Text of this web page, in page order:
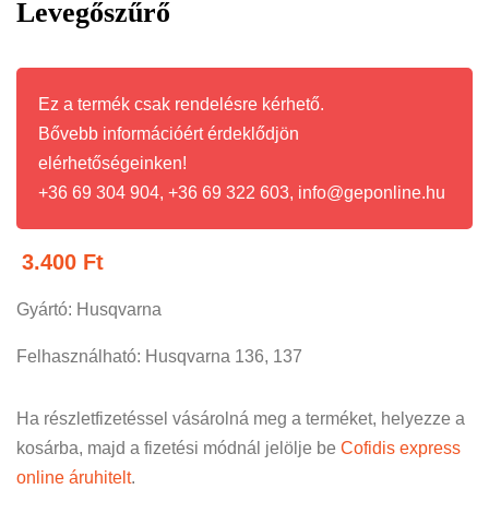
Levegőszűrő
Ez a termék csak rendelésre kérhető.
Bővebb információért érdeklődjön
elérhetőségeinken!
+36 69 304 904, +36 69 322 603, info@geponline.hu
3.400 Ft
Gyártó: Husqvarna
Felhasználható: Husqvarna 136, 137
Ha részletfizetéssel vásárolná meg a terméket, helyezze a
kosárba, majd a fizetési módnál jelölje be Cofidis express
online áruhitelt.